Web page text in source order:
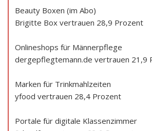
Beauty Boxen (im Abo)
Brigitte Box vertrauen 28,9 Prozent
Onlineshops für Männerpflege
dergepflegtemann.de vertrauen 21,9
Marken für Trinkmahlzeiten
yfood vertrauen 28,4 Prozent
Portale für digitale Klassenzimmer